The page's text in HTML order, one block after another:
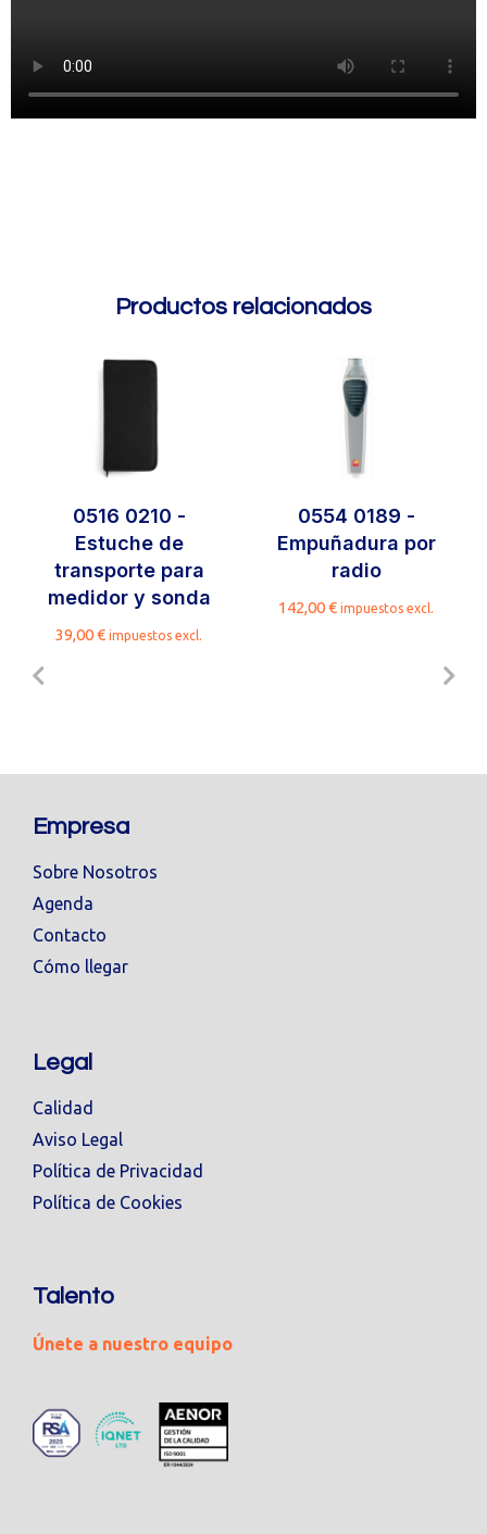
Productos relacionados
0516 0210 -
Estuche de
transporte para
medidor y sonda
39,00€ impuestos excl.
0554 0189 -
Empuñadura por
radio
142,00€ impuestos excl.
Empresa
Sobre Nosotros
Agenda
Contacto
Cómo llegar
Legal
Calidad
Aviso Legal
Política de Privacidad
Política de Cookies
Talento
Únete a nuestro equipo